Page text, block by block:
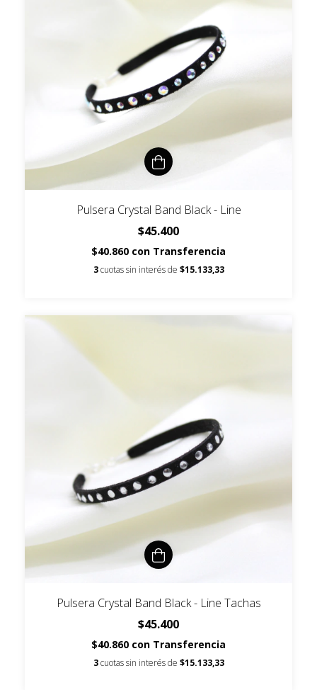
Pulsera Crystal Band Black - Line
$45.400
$40.860 con Transferencia
3 cuotas sin interés de $15.133,33
Pulsera Crystal Band Black - Line Tachas
$45.400
$40.860 con Transferencia
3 cuotas sin interés de $15.133,33